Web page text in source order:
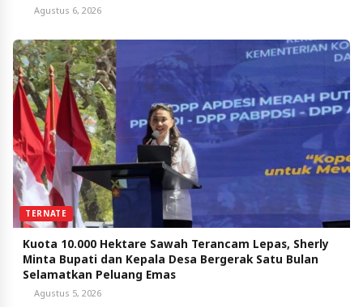
Agustus 6, 2026
TERNATE
Kuota 10.000 Hektare Sawah Terancam Lepas, Sherly
Minta Bupati dan Kepala Desa Bergerak Satu Bulan
Selamatkan Peluang Emas
Agustus 5, 2026